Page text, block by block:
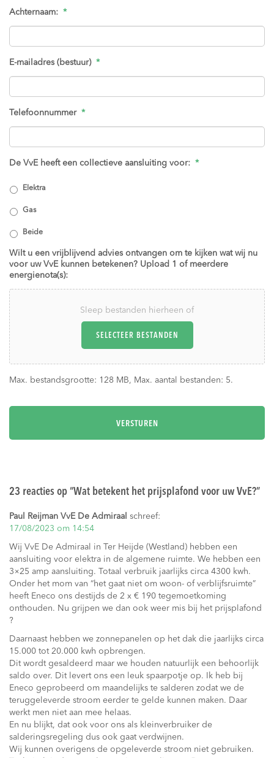
Achternaam: *
E-mailadres (bestuur) *
Telefoonnummer *
De VvE heeft een collectieve aansluiting voor: *
Elektra
Gas
Beide
Wilt u een vrijblijvend advies ontvangen om te kijken wat wij nu
voor uw VvE kunnen betekenen? Upload 1 of meerdere
energienota(s):
Sleep bestanden hierheen of
SELECTEER BESTANDEN
Max. bestandsgrootte: 128 MB, Max. aantal bestanden: 5.
23 reacties op “Wat betekent het prijsplafond voor uw VvE?”
Paul Reijman VvE De Admiraal schreef:
17/08/2023 om 14:54
Wij VvE De Admiraal in Ter Heijde (Westland) hebben een
aansluiting voor elektra in de algemene ruimte. We hebben een
3×25 amp aansluiting. Totaal verbruik jaarlijks circa 4300 kwh.
Onder het mom van “het gaat niet om woon- of verblijfsruimte”
heeft Eneco ons destijds de 2 x € 190 tegemoetkoming
onthouden. Nu grijpen we dan ook weer mis bij het prijsplafond
?
Daarnaast hebben we zonnepanelen op het dak die jaarlijks circa
15.000 tot 20.000 kwh opbrengen.
Dit wordt gesaldeerd maar we houden natuurlijk een behoorlijk
saldo over. Dit levert ons een leuk spaarpotje op. Ik heb bij
Eneco geprobeerd om maandelijks te salderen zodat we de
teruggeleverde stroom eerder te gelde kunnen maken. Daar
werkt men niet aan mee helaas.
En nu blijkt, dat ook voor ons als kleinverbruiker de
salderingsregeling dus ook gaat verdwijnen.
Wij kunnen overigens de opgeleverde stroom niet gebruiken.